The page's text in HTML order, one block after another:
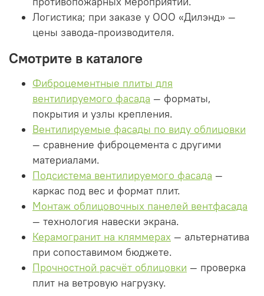
Логистика; при заказе у ООО «Дилэнд» —
цены завода-производителя.
Смотрите в каталоге
Фиброцементные плиты для
вентилируемого фасада — форматы,
покрытия и узлы крепления.
Вентилируемые фасады по виду облицовки
— сравнение фиброцемента с другими
материалами.
Подсистема вентилируемого фасада —
каркас под вес и формат плит.
Монтаж облицовочных панелей вентфасада
— технология навески экрана.
Керамогранит на кляммерах — альтернатива
при сопоставимом бюджете.
Прочностной расчёт облицовки — проверка
плит на ветровую нагрузку.